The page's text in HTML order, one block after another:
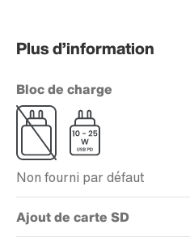
Plus d’information
Bloc de charge
Non fourni par défaut
Ajout de carte SD